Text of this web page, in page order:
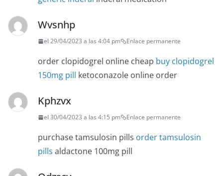
Wvsnhp
el 29/04/2023 a las 4:04 pm Enlace permanente
order clopidogrel online cheap buy clopidogrel
150mg pill ketoconazole online order
Kphzvx
el 30/04/2023 a las 4:15 pm Enlace permanente
purchase tamsulosin pills order tamsulosin
pills aldactone 100mg pill